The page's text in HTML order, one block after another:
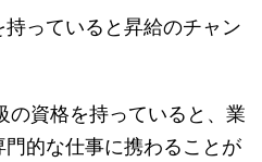
っていると昇給のチャン
の資格を持っていると、業
的な仕事に携わることが